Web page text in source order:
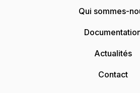
Qui sommes-
Actualités
Contact